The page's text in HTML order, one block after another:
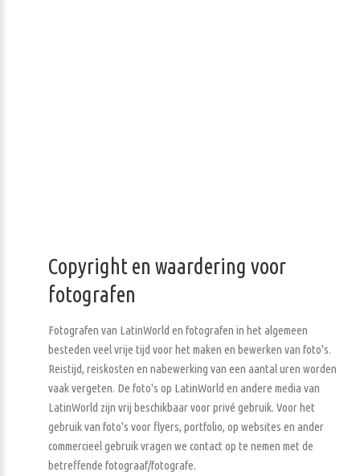
Copyright en waardering voor
fotografen
Fotografen van LatinWorld en fotografen in het algemeen
besteden veel vrije tijd voor het maken en bewerken van foto's.
Reistijd, reiskosten en nabewerking van een aantal uren worden
vaak vergeten. De foto's op LatinWorld en andere media van
LatinWorld zijn vrij beschikbaar voor privé gebruik. Voor het
gebruik van foto's voor flyers, portfolio, op websites en ander
commercieel gebruik vragen we contact op te nemen met de
betreffende fotograaf/fotografe.